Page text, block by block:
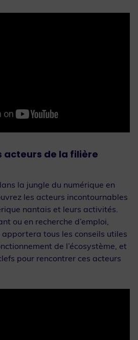
acteurs de la filière
la jungle du numérique en
les acteurs incontournables
nantais et leurs activités.
ou en recherche d’emploi,
tous les conseils utiles
de l’écosystème, et
pour rencontrer ces acteurs